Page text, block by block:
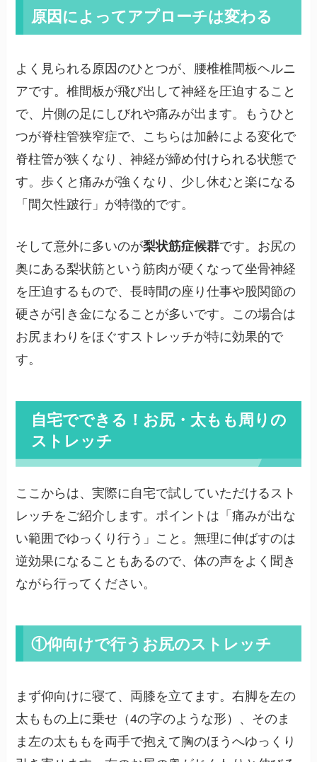
原因によってアプローチは変わる
よく見られる原因のひとつが、腰椎椎間板ヘルニ
アです。椎間板が飛び出して神経を圧迫すること
で、片側の足にしびれや痛みが出ます。もうひと
つが脊柱管狭窄症で、こちらは加齢による変化で
脊柱管が狭くなり、神経が締め付けられる状態で
す。歩くと痛みが強くなり、少し休むと楽になる
「間欠性跛行」が特徴的です。
そして意外に多いのが梨状筋症候群です。お尻の
奥にある梨状筋という筋肉が硬くなって坐骨神経
を圧迫するもので、長時間の座り仕事や股関節の
硬さが引き金になることが多いです。この場合は
お尻まわりをほぐすストレッチが特に効果的で
す。
自宅でできる！お尻・太もも周りの
ストレッチ
ここからは、実際に自宅で試していただけるスト
レッチをご紹介します。ポイントは「痛みが出な
い範囲でゆっくり行う」こと。無理に伸ばすのは
逆効果になることもあるので、体の声をよく聞き
ながら行ってください。
①仰向けで行うお尻のストレッチ
まず仰向けに寝て、両膝を立てます。右脚を左の
太ももの上に乗せ（4の字のような形）、そのま
ま左の太ももを両手で抱えて胸のほうへゆっくり